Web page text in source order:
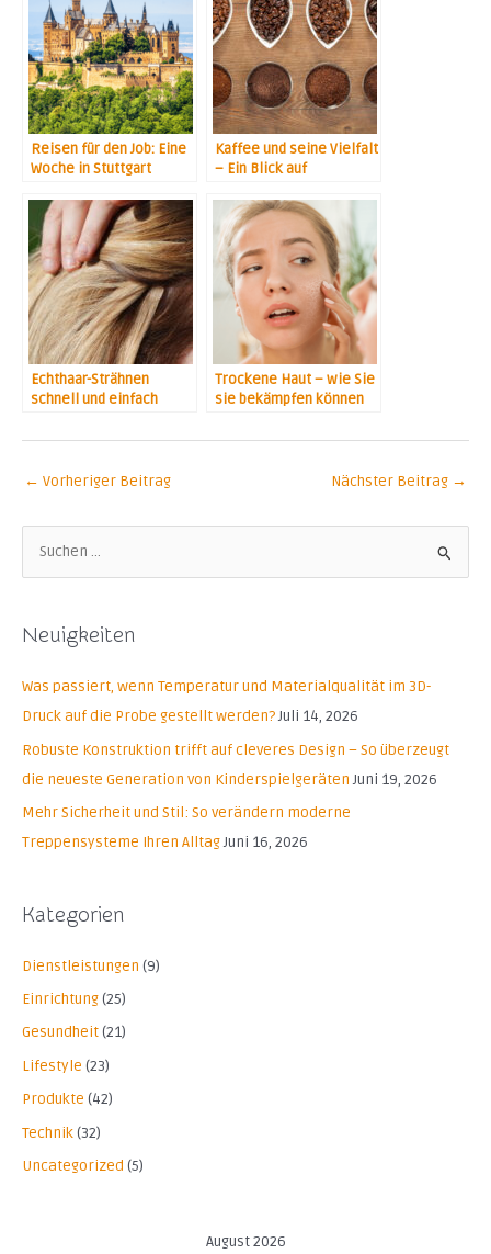
Reisen für den Job: Eine
Woche in Stuttgart
Kaffee und seine Vielfalt
– Ein Blick auf
Echthaar-Strähnen
schnell und einfach
Trockene Haut – wie Sie
sie bekämpfen können
← Vorheriger Beitrag Nächster Beitrag →
h
h
:
Neuigkeiten
Was passiert, wenn Temperatur und Materialqualität im 3D-
Druck auf die Probe gestellt werden?Juli 14, 2026
Robuste Konstruktion trifft auf cleveres Design – So überzeugt
die neueste Generation von Kinderspielgeräten Juni 19, 2026
Mehr Sicherheit und Stil: So verändern moderne
Treppensysteme Ihren AlltagJuni 16, 2026
Kategorien
Dienstleistungen (9)
Einrichtung(25)
Gesundheit(21)
Lifestyle (23)
Produkte (42)
Technik(32)
Uncategorized (5)
August 2026